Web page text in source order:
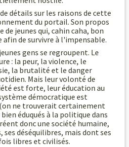
détails sur les raisons de cette
du portail. Son propos
jeunes qui, cahin caha, bon
de survivre à l'impensable.
gens se regroupent. Le
: la peur, la violence, le
la brutalité et le danger
Mais leur volonté de
est forte, leur éducation au
démocratique est
ne trouverait certainement
éduqués à la politique dans
donc une société humaine,
ses déséquilibres, mais dont ses
libres et civilisés.